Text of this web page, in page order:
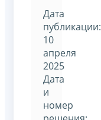
Дата
публикации:
10
апреля
2025
Дата
и
номер